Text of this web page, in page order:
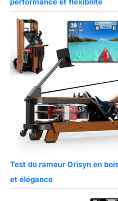
Test du rameur Orisyn en
et élégance